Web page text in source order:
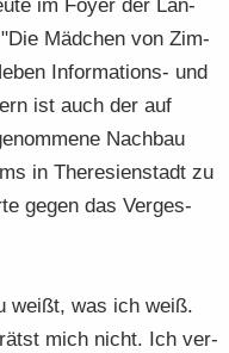
im Foyer der Lan­
Mäd­chen von Zim­
Informations-​ und
ist auch der auf
Nach­bau
in The­re­si­en­stadt zu
gegen das Ver­ges­
weißt, was ich weiß.
mich nicht. Ich ver­